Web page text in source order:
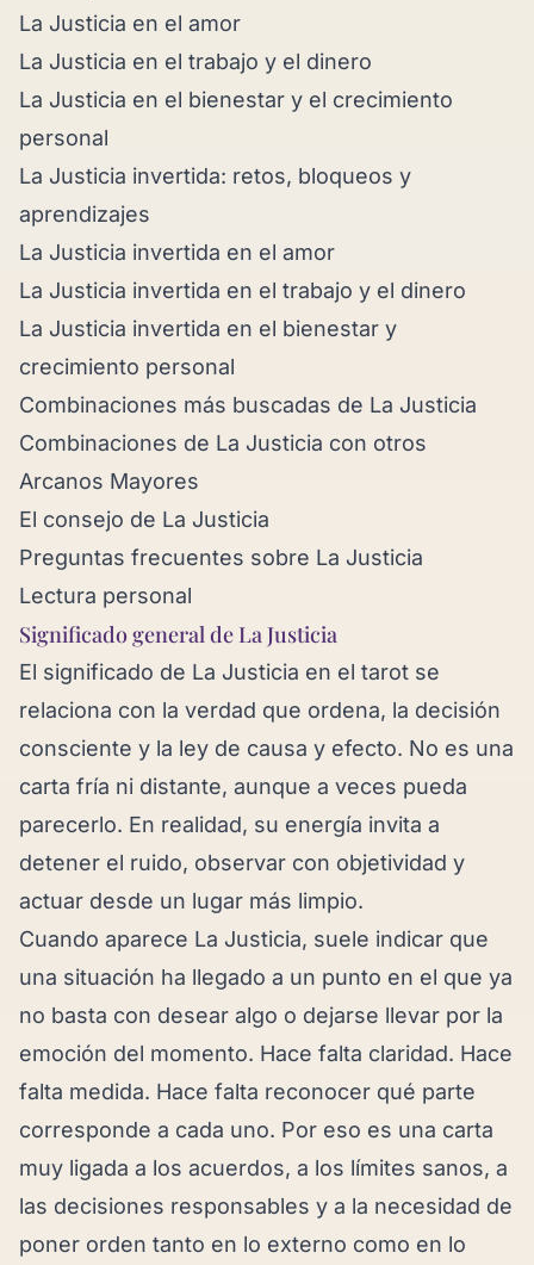
La Justicia en el amor
La Justicia en el trabajo y el dinero
La Justicia en el bienestar y el crecimiento
personal
La Justicia invertida: retos, bloqueos y
aprendizajes
La Justicia invertida en el amor
La Justicia invertida en el trabajo y el dinero
La Justicia invertida en el bienestar y
crecimiento personal
Combinaciones más buscadas de La Justicia
Combinaciones de La Justicia con otros
Arcanos Mayores
El consejo de La Justicia
Preguntas frecuentes sobre La Justicia
Lectura personal
Significado general de La Justicia
El significado de La Justicia en el tarot se
relaciona con la verdad que ordena, la decisión
consciente y la ley de causa y efecto. No es una
carta fría ni distante, aunque a veces pueda
parecerlo. En realidad, su energía invita a
detener el ruido, observar con objetividad y
actuar desde un lugar más limpio.
Cuando aparece La Justicia, suele indicar que
una situación ha llegado a un punto en el que ya
no basta con desear algo o dejarse llevar por la
emoción del momento. Hace falta claridad. Hace
falta medida. Hace falta reconocer qué parte
corresponde a cada uno. Por eso es una carta
muy ligada a los acuerdos, a los límites sanos, a
las decisiones responsables y a la necesidad de
poner orden tanto en lo externo como en lo